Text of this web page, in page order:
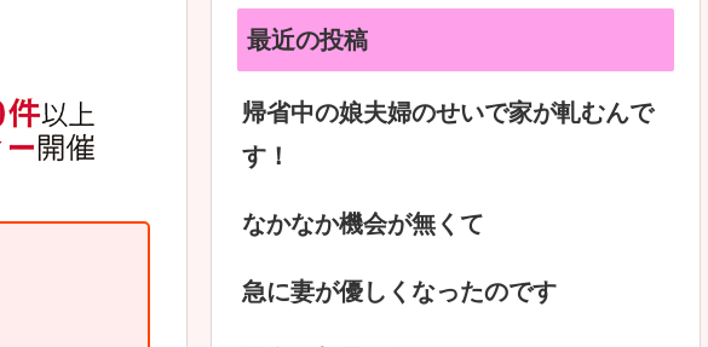
最近の投稿
帰省中の娘夫婦のせいで家が軋むんで
す！
なかなか機会が無くて
急に妻が優しくなったのです